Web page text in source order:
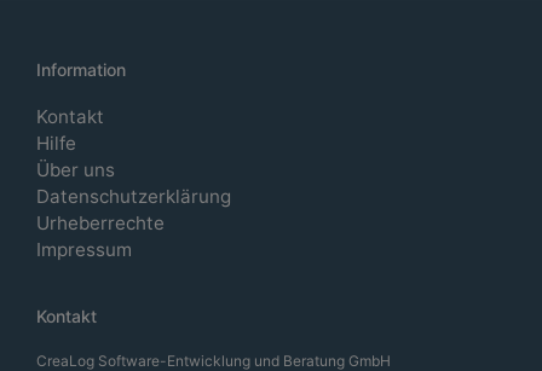
Information
Kontakt
Hilfe
Über uns
Datenschutzerklärung
Urheberrechte
Impressum
Kontakt
CreaLog Software-Entwicklung und Beratung GmbH